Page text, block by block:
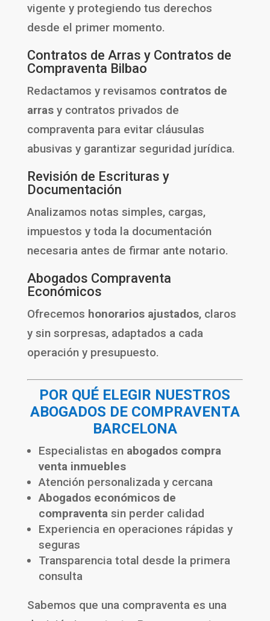
vigente y protegiendo tus derechos
desde el primer momento.
Contratos de Arras y Contratos de
Compraventa Bilbao
Redactamos y revisamos contratos de
arrasy contratos privados de
compraventa para evitar cláusulas
abusivas y garantizar seguridad jurídica.
Revisión de Escrituras y
Documentación
Analizamos notas simples, cargas,
impuestos y toda la documentación
necesaria antes de firmar ante notario.
Abogados Compraventa
Económicos
Ofrecemos honorarios ajustados, claros
y sin sorpresas, adaptados a cada
operación y presupuesto.
POR QUÉ ELEGIR NUESTROS
ABOGADOS DE COMPRAVENTA
BARCELONA
Especialistas en abogados compra
venta inmuebles
Atención personalizada y cercana
Abogados económicos de
compraventa sin perder calidad
Experiencia en operaciones rápidas y
seguras
Transparencia total desde la primera
consulta
Sabemos que una compraventa es una